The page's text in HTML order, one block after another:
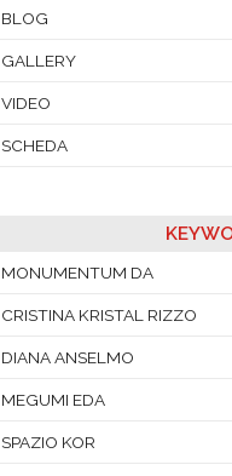
BLOG
GALLERY
VIDEO
SCHEDA
MONUMENTUM DA
CRISTINA KRISTAL RIZZO
DIANA ANSELMO
MEGUMI EDA
SPAZIO KOR